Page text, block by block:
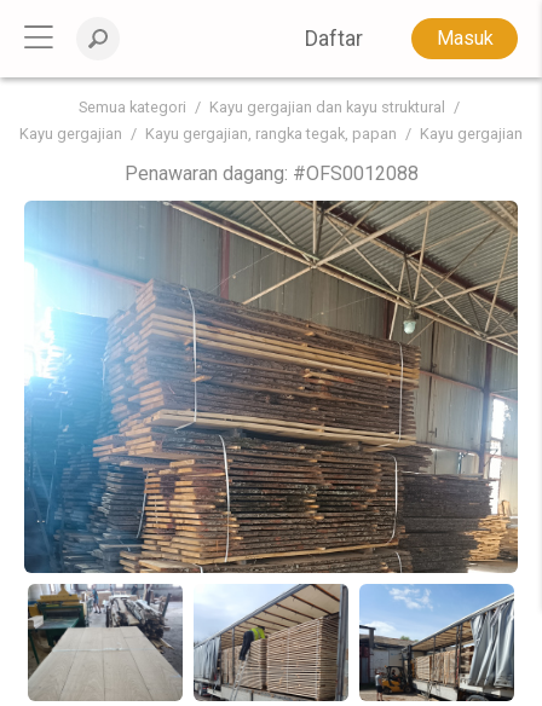
Daftar Masuk
Semua kategori
Kayu gergajian dan kayu struktural
Kayu gergajian
Kayu gergajian, rangka tegak, papan Kayu gergajian
Penawaran dagang: #OFS0012088